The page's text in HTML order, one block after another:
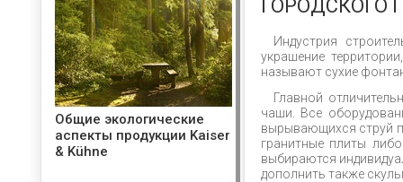
ГОРОДСКОГО
Индустрия
украшение
называют сухие
Главной
чаши. Все
вырывающихся струй
гранитные плиты
выбираются
дополнить также
Общие экологические
аспекты продукции Kaiser
& Kühne